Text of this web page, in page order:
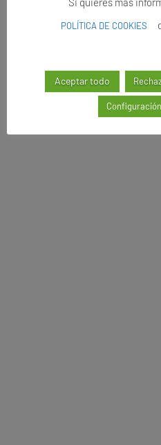
POLÍTICA DE COOKIES
Aceptar todo